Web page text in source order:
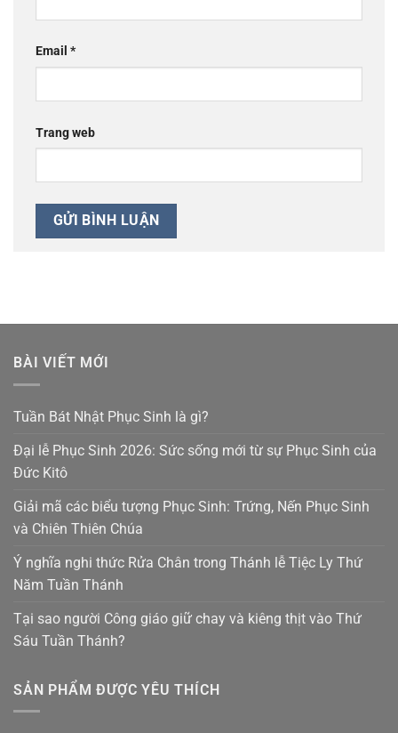
Email *
Trang web
BÀI VIẾT MỚI
Tuần Bát Nhật Phục Sinh là gì?
Đại lễ Phục Sinh 2026: Sức sống mới từ sự Phục Sinh của
Đức Kitô
Giải mã các biểu tượng Phục Sinh: Trứng, Nến Phục Sinh
và Chiên Thiên Chúa
Ý nghĩa nghi thức Rửa Chân trong Thánh lễ Tiệc Ly Thứ
Năm Tuần Thánh
Tại sao người Công giáo giữ chay và kiêng thịt vào Thứ
Sáu Tuần Thánh?
SẢN PHẨM ĐƯỢC YÊU THÍCH